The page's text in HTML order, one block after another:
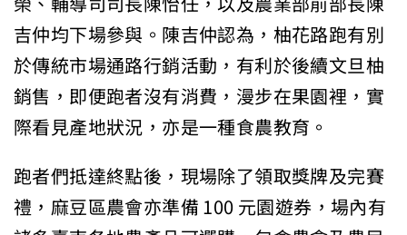
吉仲均下場參與。陳吉仲認為，柚花路跑有別
於傳統市場通路行銷活動，有利於後續文旦柚
銷售，即便跑者沒有消費，漫步在果園裡，實
際看見產地狀況，亦是一種食農教育。
跑者們抵達終點後，現場除了領取獎牌及完賽
禮，麻豆區農會亦準備 100 元園遊券，場內有